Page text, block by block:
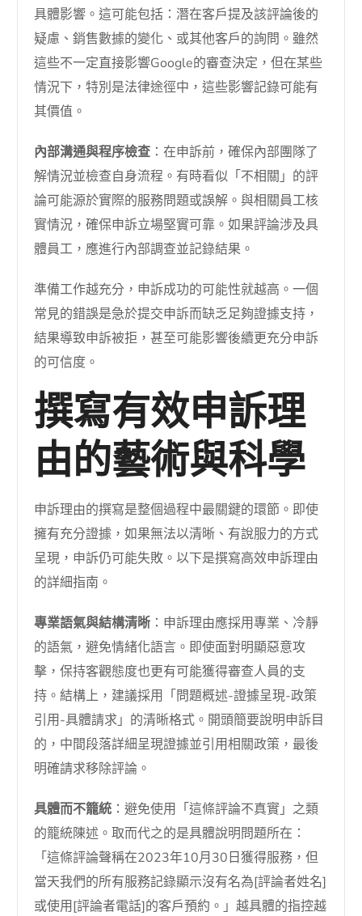
具體影響。這可能包括：潛在客戶提及該評論後的
疑慮、銷售數據的變化、或其他客戶的詢問。雖然
這些不一定直接影響Google的審查決定，但在某些
情況下，特別是法律途徑中，這些影響記錄可能有
其價值。
內部溝通與程序檢查 ：在申訴前，確保內部團隊了
解情況並檢查自身流程。有時看似「不相關」的評
論可能源於實際的服務問題或誤解。與相關員工核
實情況，確保申訴立場堅實可靠。如果評論涉及具
體員工，應進行內部調查並記錄結果。
準備工作越充分，申訴成功的可能性就越高。一個
常見的錯誤是急於提交申訴而缺乏足夠證據支持，
結果導致申訴被拒，甚至可能影響後續更充分申訴
的可信度。
撰寫有效申訴理
由的藝術與科學
申訴理由的撰寫是整個過程中最關鍵的環節。即使
擁有充分證據，如果無法以清晰、有說服力的方式
呈現，申訴仍可能失敗。以下是撰寫高效申訴理由
的詳細指南。
專業語氣與結構清晰 ：申訴理由應採用專業、冷靜
的語氣，避免情緒化語言。即使面對明顯惡意攻
擊，保持客觀態度也更有可能獲得審查人員的支
持。結構上，建議採用「問題概述-證據呈現-政策
引用-具體請求」的清晰格式。開頭簡要說明申訴目
的，中間段落詳細呈現證據並引用相關政策，最後
明確請求移除評論。
具體而不籠統 ：避免使用「這條評論不真實」之類
的籠統陳述。取而代之的是具體說明問題所在：
「這條評論聲稱在2023年10月30日獲得服務，但
當天我們的所有服務記錄顯示沒有名為[評論者姓名]
或使用[評論者電話]的客戶預約。」越具體的指控越